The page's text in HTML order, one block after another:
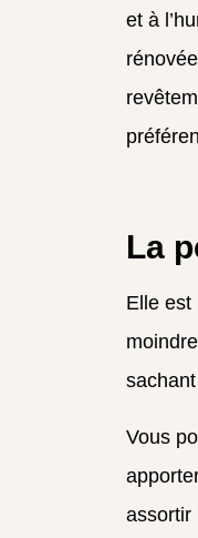
et à
La
Elle est
Vous
assortir